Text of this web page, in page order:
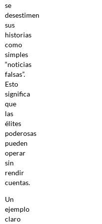
se
desestimen
sus
historias
como
simples
“noticias
falsas”.
Esto
significa
que
las
élites
poderosas
pueden
operar
sin
rendir
cuentas.
Un
ejemplo
claro